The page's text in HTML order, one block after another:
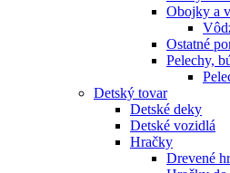
Obojky a
Ostatné
Pelechy,
Detský tovar
Detské deky
Detské vozidlá
Hračky
Drevené